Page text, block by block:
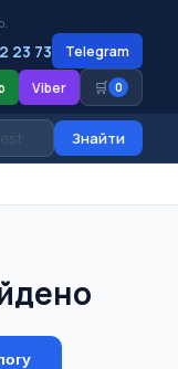
23 73
Telegram
Viber 🛒 0
Знайти